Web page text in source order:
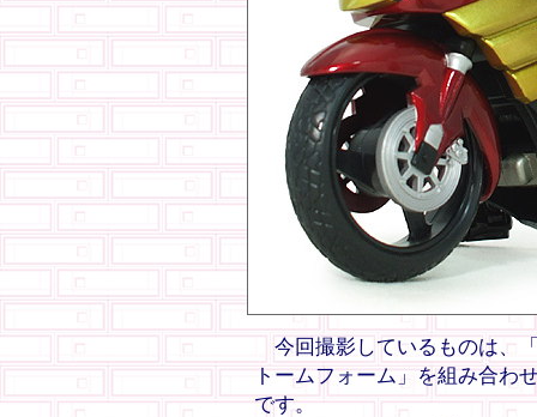
今回撮影しているものは、
トームフォーム」を組み合わ
です。